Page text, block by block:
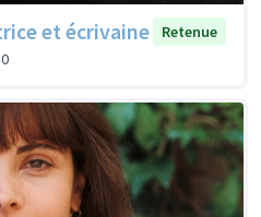
et écrivaine
Retenue
0